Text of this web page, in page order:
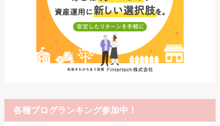
各種ブログランキング参加中！